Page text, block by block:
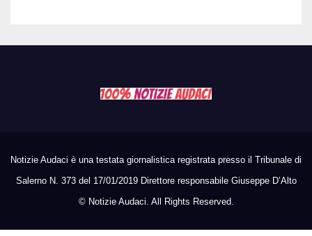
Notizie Audaci è una testata giornalistica registrata presso il Tribunale di
Salerno N. 373 del 17/01/2019 Direttore responsabile Giuseppe D’Alto
© Notizie Audaci. All Rights Reserved.